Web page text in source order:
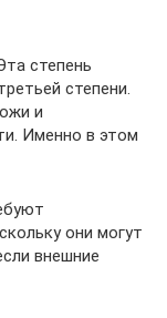
степень
степени.
и
Именно в этом
они могут
внешние